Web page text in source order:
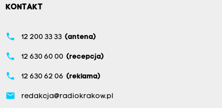
KONTAKT
phone 12 200 33 33 (antena)
phone 12 630 60 00 (recepcja)
phone 12 630 62 06 (reklama)
email redakcja@radiokrakow.pl